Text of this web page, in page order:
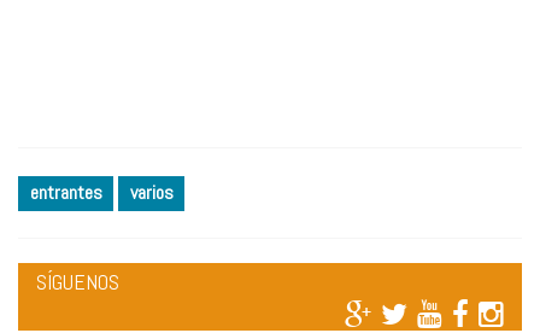
entrantes varios
SÍGUENOS